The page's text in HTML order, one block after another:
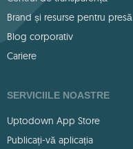
Brand și resurse pentru presă
Blog corporativ
Cariere
SERVICIILE NOASTRE
Uptodown App Store
Publicați-vă aplicația